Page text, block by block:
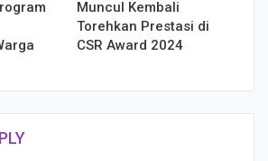
Muncul Kembali
Torehkan Prestasi di
CSR Award 2024